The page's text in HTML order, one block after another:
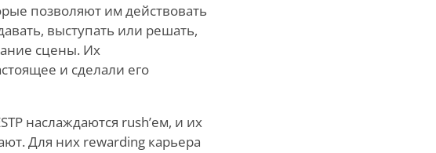
позволяют им действовать
выступать или решать,
сцены. Их
и сделали его
наслаждаются rush’ем, и их
Для них rewarding карьера